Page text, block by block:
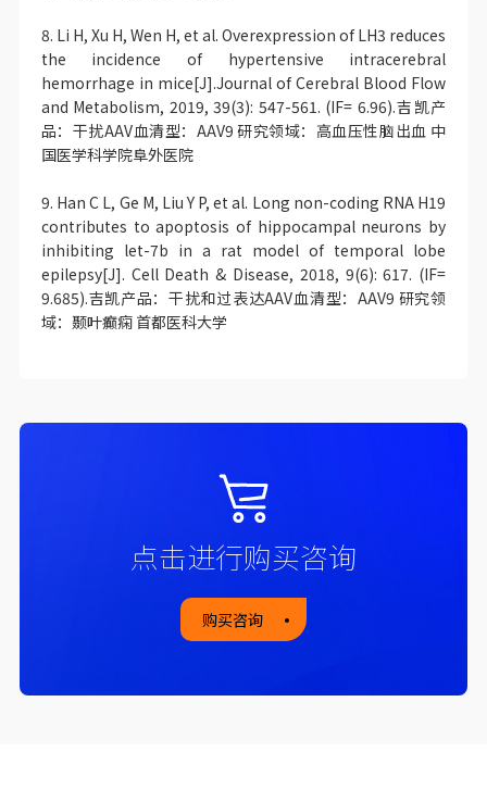
8. Li H, Xu H, Wen H, et al. Overexpression of LH3 reduces
the incidence of hypertensive intracerebral
hemorrhage in mice[J].Journal of Cerebral Blood Flow
and Metabolism, 2019, 39(3): 547-561. (IF= 6.96).吉凯产
品：干扰AAV血清型：AAV9 研究领域：高血压性脑出血 中
国医学科学院阜外医院
9. Han C L, Ge M, Liu Y P, et al. Long non-coding RNA H19
contributes to apoptosis of hippocampal neurons by
inhibiting let-7b in a rat model of temporal lobe
epilepsy[J]. Cell Death & Disease, 2018, 9(6): 617. (IF=
9.685).吉凯产品：干扰和过表达AAV血清型：AAV9 研究领
域：颞叶癫痫 首都医科大学
点击进行购买咨询
购买咨询